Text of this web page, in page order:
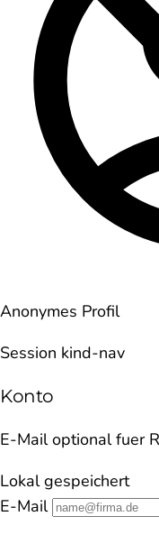
Anonymes Profil
Session kind-nav
Konto
E-Mail optional fuer
Lokal gespeichert
E-Mail